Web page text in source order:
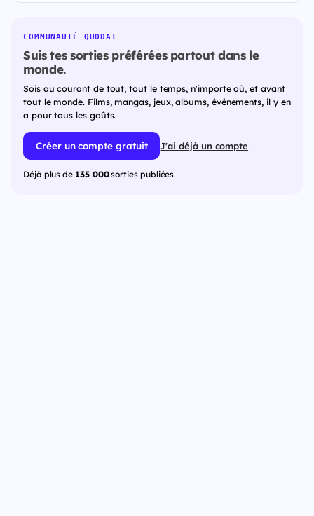
COMMUNAUTÉ QUODAT
Suis tes sorties préférées partout dans le
monde.
Sois au courant de tout, tout le temps, n'importe où, et avant
tout le monde. Films, mangas, jeux, albums, événements, il y en
a pour tous les goûts.
Créer un compte gratuit J'ai déjà un compte
Déjà plus de 135 000sorties publiées